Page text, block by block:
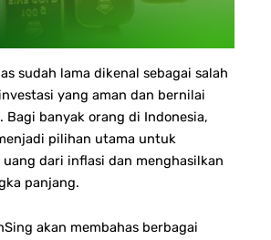
sudah lama dikenal sebagai salah
yang aman dan bernilai
Bagi banyak orang di Indonesia,
pilihan utama untuk
dari inflasi dan menghasilkan
panjang.
akan membahas berbagai